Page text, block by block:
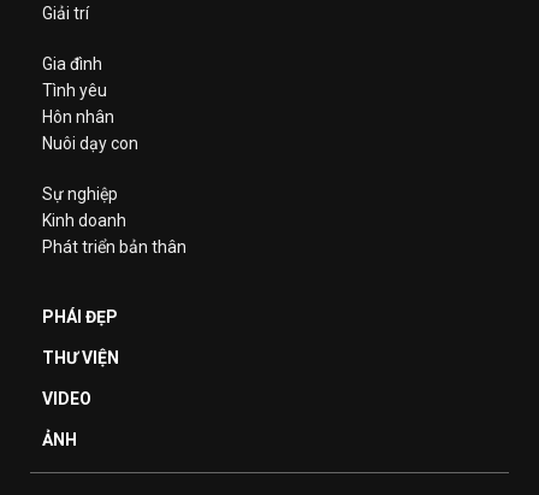
Giải trí
Gia đình
Tình yêu
Hôn nhân
Nuôi dạy con
Sự nghiệp
Kinh doanh
Phát triển bản thân
PHÁI ĐẸP
THƯ VIỆN
VIDEO
ẢNH